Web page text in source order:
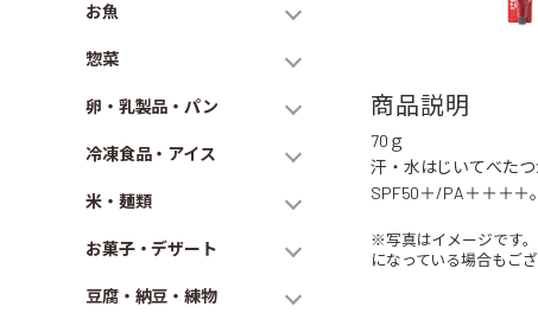
お魚
惣菜
卵・乳製品・パン
冷凍食品・アイス
米・麺類
お菓子・デザート
豆腐・納豆・練物
商品説明
70ｇ
汗・水はじいてべた
SPF50＋/PA＋＋＋＋
※写真はイメージです
になっている場合もご